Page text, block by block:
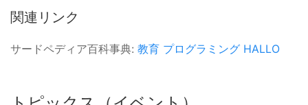
関連リンク
サードペディア百科事典: 教育 プログラミング HALLO